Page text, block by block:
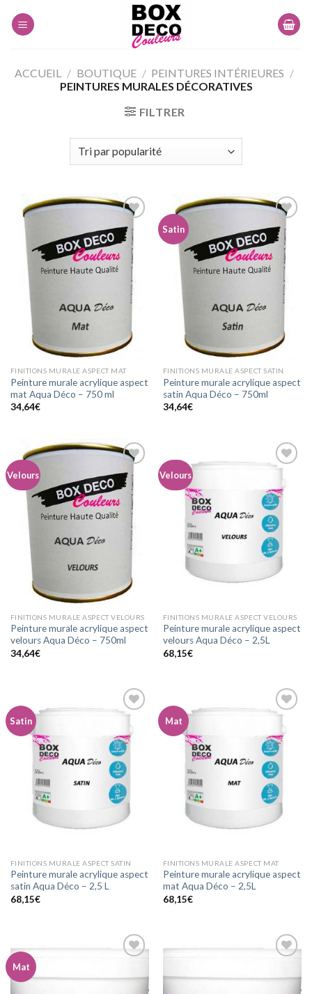
ACCUEIL / BOUTIQUE / PEINTURES INTÉRIEURES /
PEINTURES MURALES DÉCORATIVES
FILTRER
Ajouter
à la
wishlist
FINITIONS MURALE ASPECT MAT
Peinture murale acrylique aspect
mat Aqua Déco – 750 ml
34,64€
Satin
Ajouter
à la
wishlist
FINITIONS MURALE ASPECT SATIN
Peinture murale acrylique aspect
satin Aqua Déco – 750ml
34,64€
Velours
Ajouter
à la
wishlist
FINITIONS MURALE ASPECT VELOURS
Peinture murale acrylique aspect
velours Aqua Déco – 750ml
34,64€
Velours
Ajouter
à la
wishlist
FINITIONS MURALE ASPECT VELOURS
Peinture murale acrylique aspect
velours Aqua Déco – 2,5L
68,15€
Satin
Ajouter
à la
wishlist
FINITIONS MURALE ASPECT SATIN
Peinture murale acrylique aspect
satin Aqua Déco – 2,5 L
68,15€
Mat
Ajouter
à la
wishlist
FINITIONS MURALE ASPECT MAT
Peinture murale acrylique aspect
mat Aqua Déco – 2,5L
68,15€
Mat